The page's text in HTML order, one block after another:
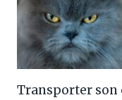
Transporter son